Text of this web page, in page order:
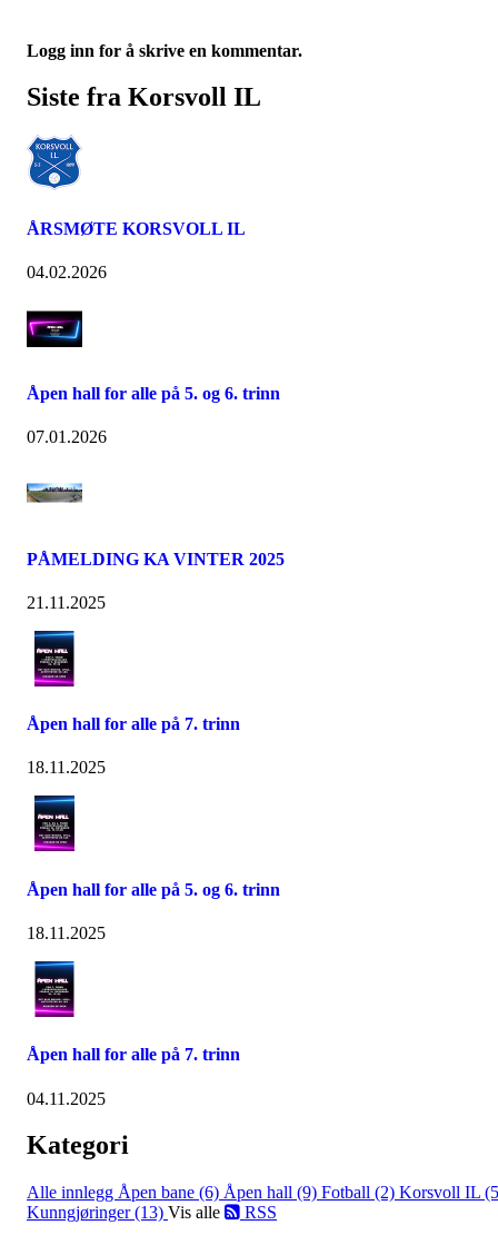
Logg inn for å skrive en kommentar.
Siste fra Korsvoll IL
ÅRSMØTE KORSVOLL IL
04.02.2026
Åpen hall for alle på 5. og 6. trinn
07.01.2026
PÅMELDING KA VINTER 2025
21.11.2025
Åpen hall for alle på 7. trinn
18.11.2025
Åpen hall for alle på 5. og 6. trinn
18.11.2025
Åpen hall for alle på 7. trinn
04.11.2025
Kategori
Alle innlegg Åpen bane (6) Åpen hall (9) Fotball (2) Korsvoll IL
Kunngjøringer (13) Vis alle RSS